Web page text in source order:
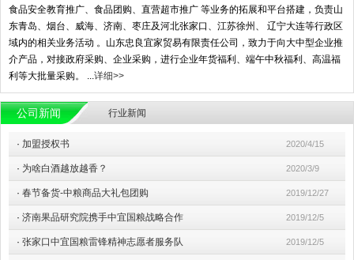
食品安全教育推广、食品团购、直营超市推广 等业务的拓展和平台搭建，负责山
东青岛、烟台、威海、济南、枣庄及河北张家口、江苏徐州、 辽宁大连等行政区
域内的相关业务活动 。山东忠良宜家贸易有限责任公司，致力于向大中型企业推
介产品，对接政府采购、企业采购，进行企业年货福利、端午中秋福利、高温福
利等大批量采购。 ...详细>>
公司新闻 行业新闻
· 加盟授权书 2020/4/15
· 为啥白酒越放越香？ 2020/3/9
· 春节备货-中粮商品大礼包团购 2019/12/27
· 济南果品研究院携手中宜国粮战略合作 2019/12/5
· 张家口中宜国粮雷锋精神志愿者服务队 2019/12/5